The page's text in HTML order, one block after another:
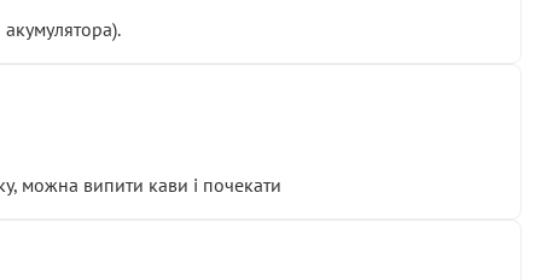
можна випити кави і почекати